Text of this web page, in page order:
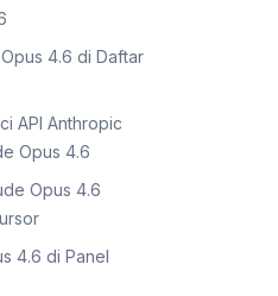
4.6 di Daftar
API Anthropic
Opus 4.6
Opus 4.6
4.6 di Panel